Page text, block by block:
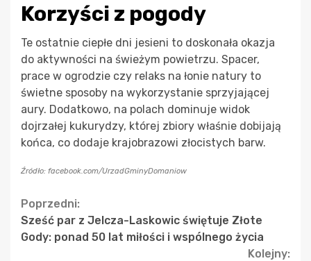
Korzyści z pogody
Te ostatnie ciepłe dni jesieni to doskonała okazja
do aktywności na świeżym powietrzu. Spacer,
prace w ogrodzie czy relaks na łonie natury to
świetne sposoby na wykorzystanie sprzyjającej
aury. Dodatkowo, na polach dominuje widok
dojrzałej kukurydzy, której zbiory właśnie dobijają
końca, co dodaje krajobrazowi złocistych barw.
Źródło: facebook.com/UrzadGminyDomaniow
Continue
Reading
Poprzedni:
Sześć par z Jelcza-Laskowic świętuje Złote
Gody: ponad 50 lat miłości i wspólnego życia
Kolejny: